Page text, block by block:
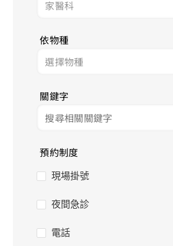
依物種
關鍵字
預約制度
現場掛號
夜間急診
電話